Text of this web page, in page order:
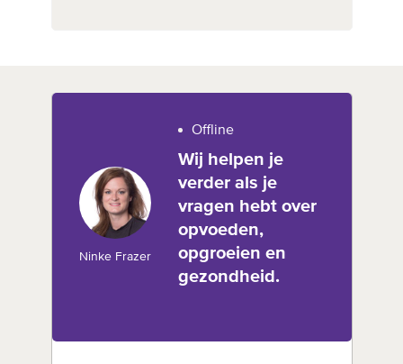
Ninke Frazer
Offline
Wij helpen je
verder als je
vragen hebt over
opvoeden,
opgroeien en
gezondheid.